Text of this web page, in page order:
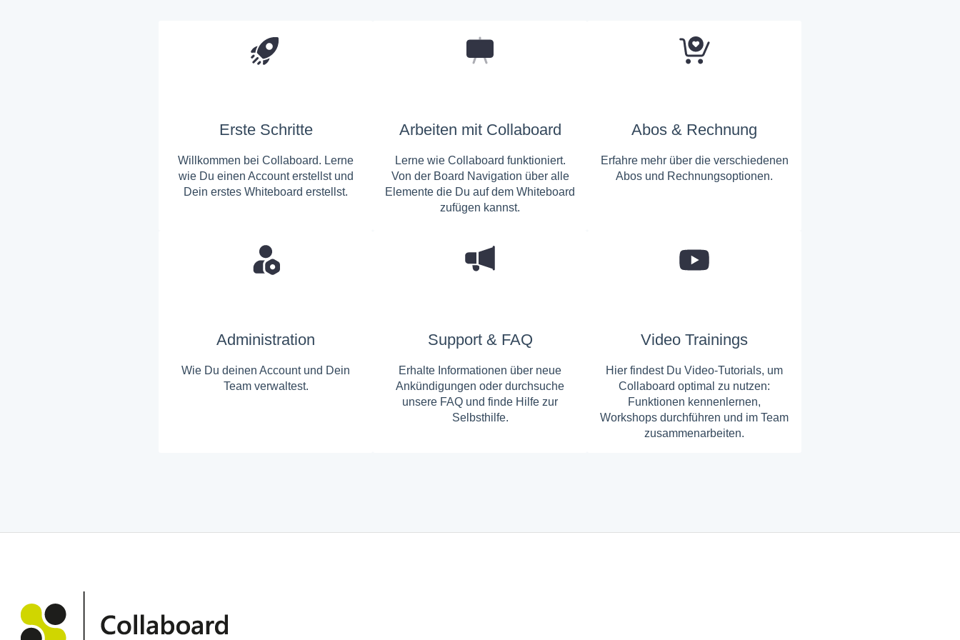
Erste Schritte
Willkommen bei Collaboard. Lerne
wie Du einen Account erstellst und
Dein erstes Whiteboard erstellst.
Arbeiten mit Collaboard
Lerne wie Collaboard funktioniert.
Von der Board Navigation über alle
Elemente die Du auf dem Whiteboard
zufügen kannst.
Abos & Rechnung
Erfahre mehr über die verschiedenen
Abos und Rechnungsoptionen.
Administration
Wie Du deinen Account und Dein
Team verwaltest.
Support & FAQ
Erhalte Informationen über neue
Ankündigungen oder durchsuche
unsere FAQ und finde Hilfe zur
Selbsthilfe.
Video Trainings
Hier findest Du Video-Tutorials, um
Collaboard optimal zu nutzen:
Funktionen kennenlernen,
Workshops durchführen und im Team
zusammenarbeiten.